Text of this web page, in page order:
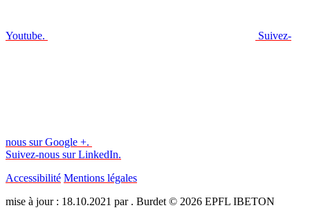
Youtube. Suivez-
nous sur Google +.
Suivez-nous sur LinkedIn.
Accessibilité Mentions légales
mise à jour : 18.10.2021 par . Burdet © 2026 EPFL IBETON